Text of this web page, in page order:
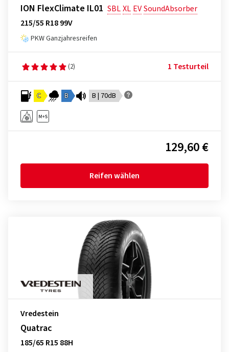
ION FlexClimate IL01 SBLXL EVSoundAbsorber
215/55 R18 99V
PKW Ganzjahresreifen
(2) 1 Testurteil
C B B | 70dB
129,60 €
Reifen wählen
Vredestein
Quatrac
185/65 R15 88H